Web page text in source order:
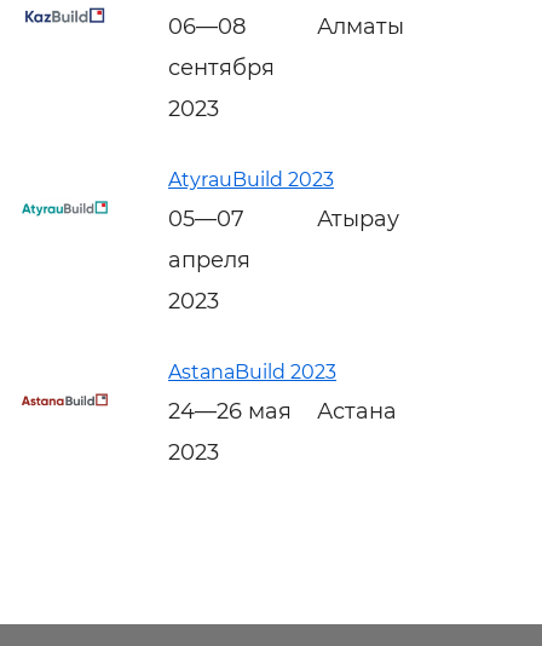
06—08
сентября
2023
Алматы
AtyrauBuild 2023
05—07
апреля
2023
Атырау
AstanaBuild 2023
24—26 мая
2023
Астана